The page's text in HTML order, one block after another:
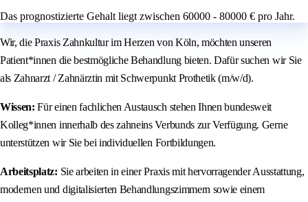
Das prognostizierte Gehalt liegt zwischen 60000 - 80000 € pro Jahr.
Wir, die Praxis Zahnkultur im Herzen von Köln, möchten unseren
Patient*innen die bestmögliche Behandlung bieten. Dafür suchen wir Sie
als Zahnarzt / Zahnärztin mit Schwerpunkt Prothetik (m/w/d).
Wissen: Für einen fachlichen Austausch stehen Ihnen bundesweit
Kolleg*innen innerhalb des zahneins Verbunds zur Verfügung. Gerne
unterstützen wir Sie bei individuellen Fortbildungen.
Arbeitsplatz: Sie arbeiten in einer Praxis mit hervorragender Ausstattung,
modernen und digitalisierten Behandlungszimmern sowie einem